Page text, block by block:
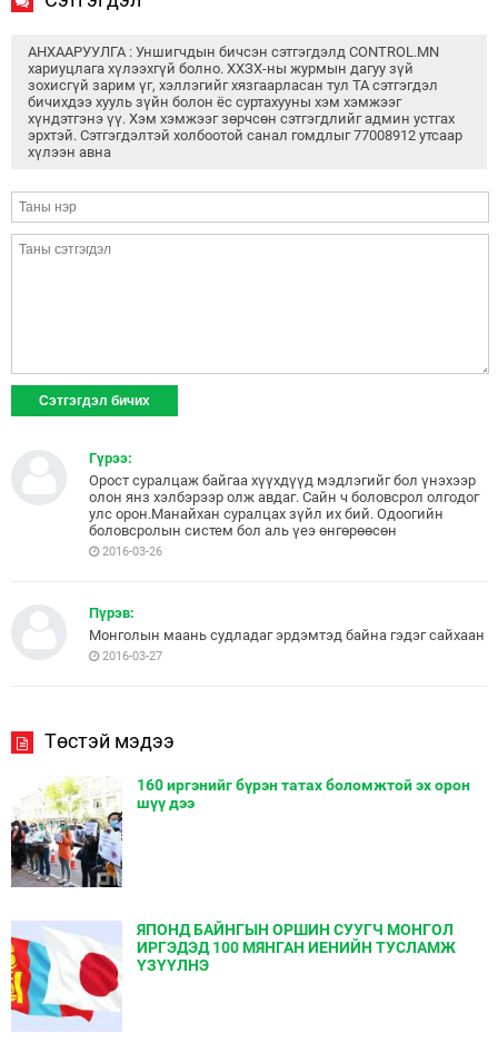
АНХААРУУЛГА : Уншигчдын бичсэн сэтгэгдэлд CONTROL.MN
хариуцлага хүлээхгүй болно. ХХЗХ-ны журмын дагуу зүй
зохисгүй зарим үг, хэллэгийг хязгаарласан тул ТА сэтгэгдэл
бичихдээ хууль зүйн болон ёс суртахууны хэм хэмжээг
хүндэтгэнэ үү. Хэм хэмжээг зөрчсөн сэтгэгдлийг админ устгах
эрхтэй. Сэтгэгдэлтэй холбоотой санал гомдлыг 77008912 утсаар
хүлээн авна
Гүрээ:
Орост суралцаж байгаа хүүхдүүд мэдлэгийг бол үнэхээр
олон янз хэлбэрээр олж авдаг. Сайн ч боловсрол олгодог
улс орон.Манайхан суралцах зүйл их бий. Одоогийн
боловсролын систем бол аль үеэ өнгөрөөсөн
2016-03-26
Пүрэв:
Монголын маань судладаг эрдэмтэд байна гэдэг сайхаан
2016-03-27
Төстэй мэдээ
160 иргэнийг бүрэн татах боломжтой эх орон
шүү дээ
ЯПОНД БАЙНГЫН ОРШИН СУУГЧ МОНГОЛ
ИРГЭДЭД 100 МЯНГАН ИЕНИЙН ТУСЛАМЖ
ҮЗҮҮЛНЭ